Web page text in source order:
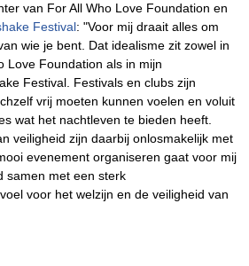
van For All Who Love Foundation en
Festival: "Voor mij draait alles om
wie je bent. Dat idealisme zit zowel in
Love Foundation als in mijn
Festival. Festivals en clubs zijn
vrij moeten kunnen voelen en voluit
wat het nachtleven te bieden heeft.
veiligheid zijn daarbij onlosmakelijk met
evenement organiseren gaat voor mij
samen met een sterk
voor het welzijn en de veiligheid van